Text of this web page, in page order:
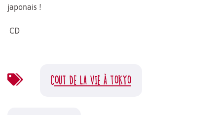
japonais !
CD
COUT DE LA VIE À TOKYO